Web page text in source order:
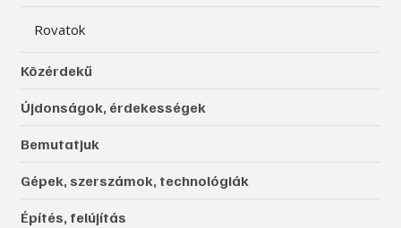
Rovatok
Közérdekű
Újdonságok, érdekességek
Bemutatjuk
Gépek, szerszámok, technológiák
Építés, felújítás